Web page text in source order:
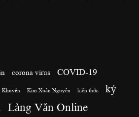
corona virus COVID-19
Khuyên Kim Xuân Nguyễn kiến thức ký
Làng Văn Online